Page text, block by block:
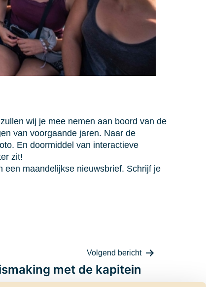
wij je mee nemen aan boord van de
van voorgaande jaren. Naar de
En doormiddel van interactieve
zit!
een maandelijkse nieuwsbrief. Schrijf je
Volgend bericht
met de kapitein